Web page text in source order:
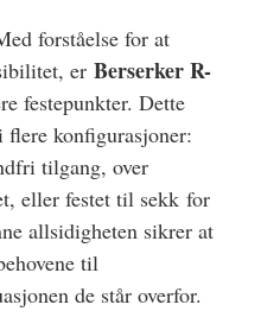
forståelse for at
er Berserker R-
festepunkter. Dette
flere konfigurasjoner:
tilgang, over
eller festet til sekk for
allsidigheten sikrer at
til
de står overfor.